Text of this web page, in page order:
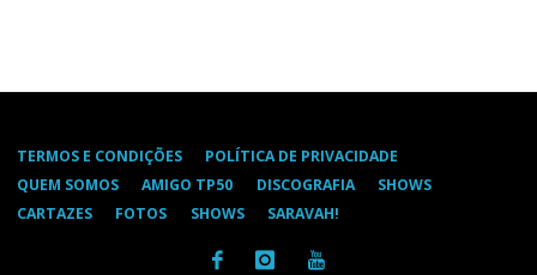
TERMOS E CONDIÇÕES
POLÍTICA DE PRIVACIDADE
QUEM SOMOS
AMIGO TP50 DISCOGRAFIA
SHOWS
CARTAZES
FOTOS SHOWS SARAVAH!